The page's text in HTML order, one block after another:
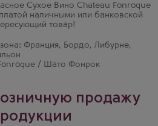
Сухое Вино Chateau Fonroque
наличными или банковской
товар!
Франция, Бордо, Либурне,
/ Шато Фонрок
продажу